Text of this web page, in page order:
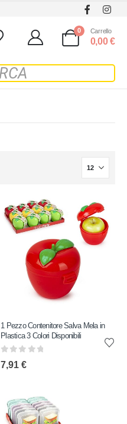
0 Carrello
0,00€
1 Pezzo Contenitore Salva Mela in
Plastica 3 Colori Disponibili
0 out of 5
7,91 €